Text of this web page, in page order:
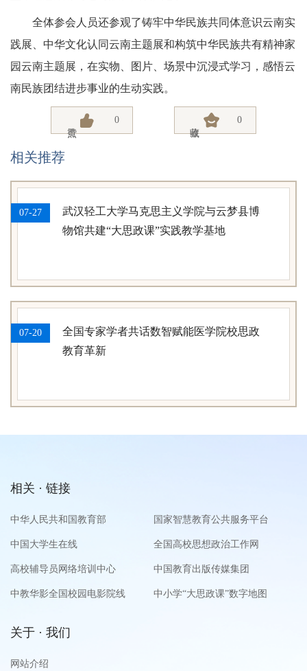
全体参会人员还参观了铸牢中华民族共同体意识云南实
践展、中华文化认同云南主题展和构筑中华民族共有精神家
园云南主题展，在实物、图片、场景中沉浸式学习，感悟云
南民族团结进步事业的生动实践。
0 0
相关推荐
07-27
武汉轻工大学马克思主义学院与云梦县博
物馆共建“大思政课”实践教学基地
07-20
全国专家学者共话数智赋能医学院校思政
教育革新
相关 · 链接
中华人民共和国教育部 国家智慧教育公共服务平台
中国大学生在线 全国高校思想政治工作网
高校辅导员网络培训中心 中国教育出版传媒集团
中教华影全国校园电影院线 中小学“大思政课”数字地图
关于 · 我们
网站介绍